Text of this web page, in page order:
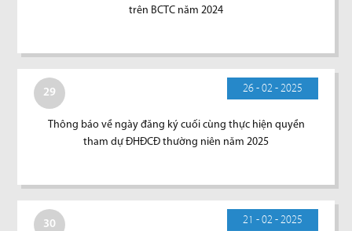
trên BCTC năm 2024
29 26 - 02 - 2025
Thông báo về ngày đăng ký cuối cùng thực hiện quyền
tham dự ĐHĐCĐ thường niên năm 2025
30 21 - 02 - 2025